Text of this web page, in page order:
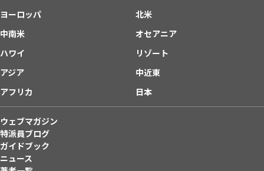
ヨーロッパ
北米
中南米
オセアニア
ハワイ
リゾート
アジア
中近東
アフリカ
日本
ウェブマガジン
特派員ブログ
ガイドブック
ニュース